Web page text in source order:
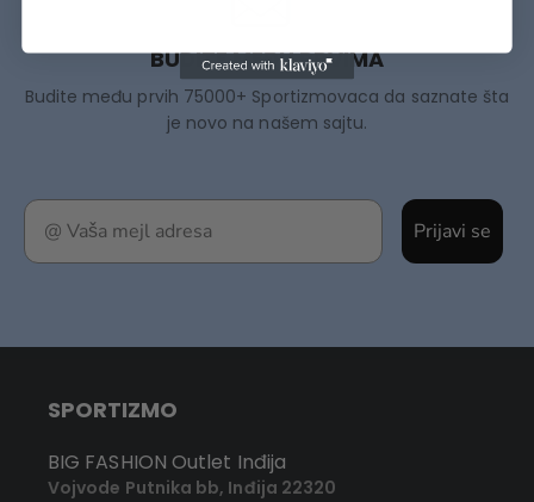
Prijavi se
BUDITE MEĐU PRVIMA
Budite među prvih 75000+ Sportizmovaca da saznate šta
je novo na našem sajtu.
SPORTIZMO
BIG FASHION Outlet Inđija
Vojvode Putnika bb, Inđija 22320